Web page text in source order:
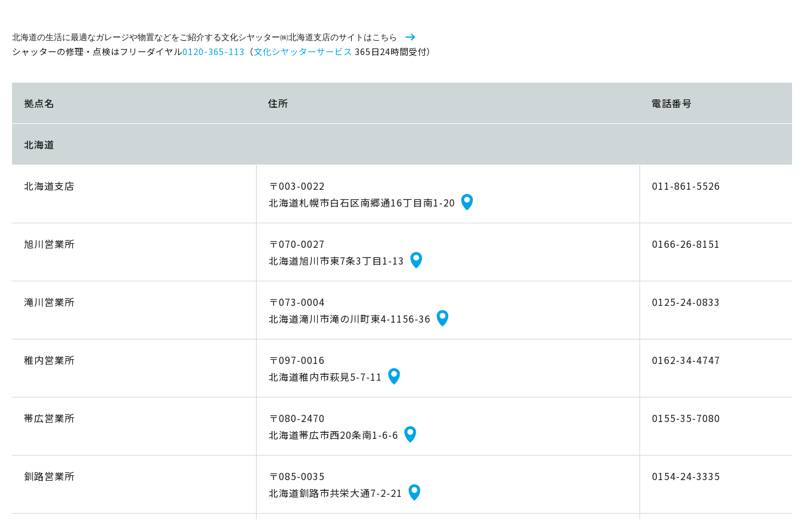
北海道の生活に最適なガレージや物置などをご紹介する文化シヤッター㈱北海道支店のサイトはこちら
シャッターの修理・点検はフリーダイヤル0120-365-113 （文化シヤッターサービス 365日24時間受付）
拠点名 住所 電話番号
北海道
北海道支店
〒003-0022
北海道札幌市白石区南郷通16丁目南1-20
011-861-5526
旭川営業所
〒070-0027
北海道旭川市東7条3丁目1-13
0166-26-8151
滝川営業所
〒073-0004
北海道滝川市滝の川町東4-1156-36
0125-24-0833
稚内営業所
〒097-0016
北海道稚内市萩見5-7-11
0162-34-4747
帯広営業所
〒080-2470
北海道帯広市西20条南1-6-6
0155-35-7080
釧路営業所
〒085-0035
北海道釧路市共栄大通7-2-21
0154-24-3335